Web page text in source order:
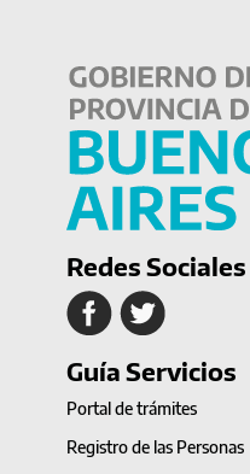
Redes Sociales
Guía Servicios
Portal de trámites
Registro de las Personas